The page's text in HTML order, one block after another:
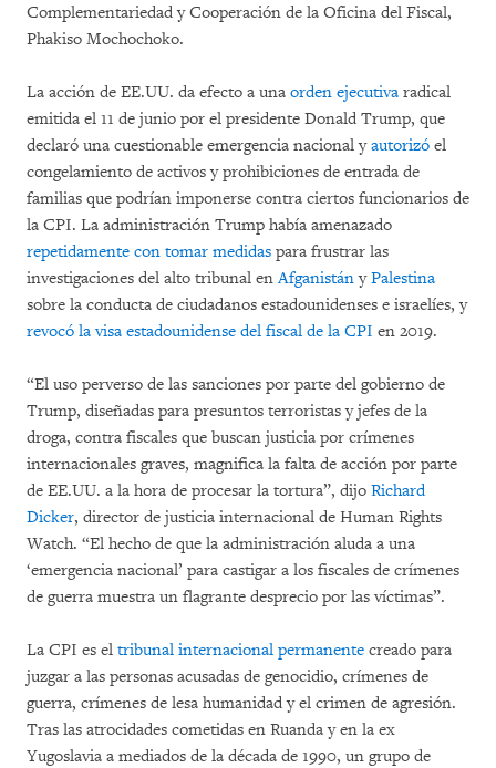
Complementariedad y Cooperación de la Oficina del Fiscal,
Phakiso Mochochoko.
La acción de EE.UU. da efecto a una orden ejecutiva radical
emitida el 11 de junio por el presidente Donald Trump, que
declaró una cuestionable emergencia nacional yautorizó el
congelamiento de activos y prohibiciones de entrada de
familias que podrían imponerse contra ciertos funcionarios de
la CPI. La administración Trump había amenazado
repetidamente con tomar medidas para frustrar las
investigaciones del alto tribunal enAfganistányPalestina
sobre la conducta de ciudadanos estadounidenses e israelíes, y
revocó la visa estadounidense del fiscal de la CPI en 2019.
“El uso perverso de las sanciones por parte del gobierno de
Trump, diseñadas para presuntos terroristas y jefes de la
droga, contra fiscales que buscan justicia por crímenes
internacionales graves, magnifica la falta de acción por parte
de EE.UU. a la hora de procesar la tortura”, dijo Richard
Dicker, director de justicia internacional de Human Rights
Watch. “El hecho de que la administración aluda a una
‘emergencia nacional’ para castigar a los fiscales de crímenes
de guerra muestra un flagrante desprecio por las víctimas”.
La CPI es el tribunal internacional permanente creado para
juzgar a las personas acusadas de genocidio, crímenes de
guerra, crímenes de lesa humanidad y el crimen de agresión.
Tras las atrocidades cometidas en Ruanda y en la ex
Yugoslavia a mediados de la década de 1990, un grupo de